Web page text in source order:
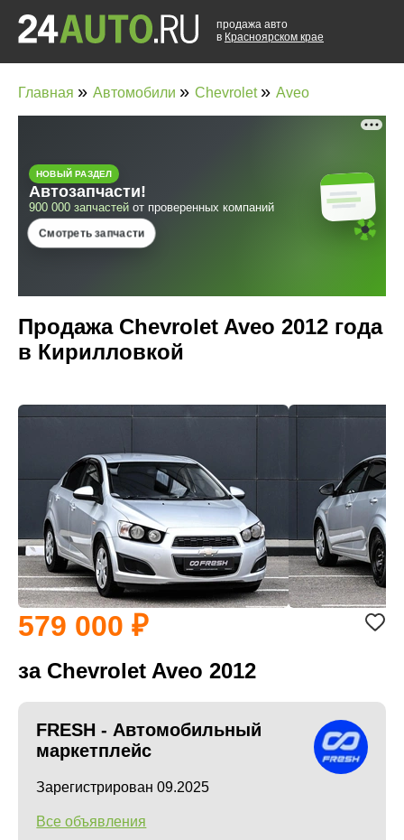
продажа авто
в Красноярском крае
Главная » Автомобили » Chevrolet » Aveo
Продажа Chevrolet Aveo 2012 года
в Кирилловкой
579 000
за Chevrolet Aveo 2012
FRESH - Автомобильный
маркетплейс
Зарегистрирован 09.2025
Все объявления